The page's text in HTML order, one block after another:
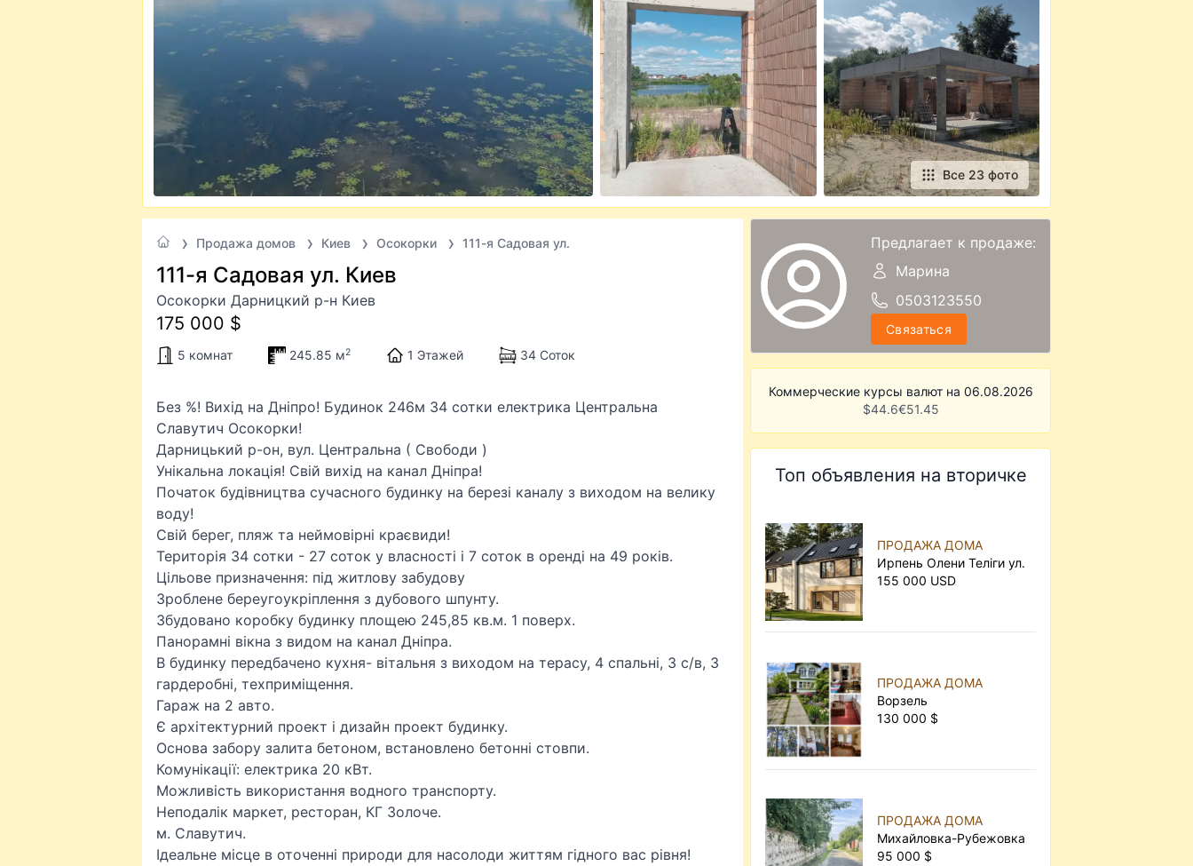
Все 23 фото
Продажа домов Киев Осокорки 111-я Садовая ул.
111-я Садовая ул. Киев
Осокорки Дарницкий р-н Киев
175 000 $
5 комнат 245.85 м2 1 Этажей 34 Соток
Без %! Вихід на Дніпро! Будинок 246м 34 сотки електрика Центральна
Славутич Осокорки!
Дарницький р-он, вул. Центральна ( Свободи )
Унікальна локація! Свій вихід на канал Дніпра!
Початок будівництва сучасного будинку на березі каналу з виходом на велику
воду!
Свій берег, пляж та неймовірні краєвиди!
Територія 34 сотки - 27 соток у власності і 7 соток в оренді на 49 років.
Цільове призначення: під житлову забудову
Зроблене береугоукріплення з дубового шпунту.
Збудовано коробку будинку площею 245,85 кв.м. 1 поверх.
Панорамні вікна з видом на канал Дніпра.
В будинку передбачено кухня- вітальня з виходом на терасу, 4 спальні, 3 с/в, 3
гардеробні, техприміщення.
Гараж на 2 авто.
Є архітектурний проект і дизайн проект будинку.
Основа забору залита бетоном, встановлено бетонні стовпи.
Комунікації: електрика 20 кВт.
Можливість використання водного транспорту.
Неподалік маркет, ресторан, КГ Золоче.
м. Славутич.
Ідеальне місце в оточенні природи для насолоди життям гідного вас рівня!
Предлагает к продаже:
Марина
0503123550
Связаться
Коммерческие курсы валют на 06.08.2026
$44.6€51.45
Топ объявления на вторичке
ПРОДАЖА ДОМА
Ирпень Олени Теліги ул.
155 000 USD
ПРОДАЖА ДОМА
Ворзель
130 000 $
ПРОДАЖА ДОМА
Михайловка-Рубежовка
95 000 $